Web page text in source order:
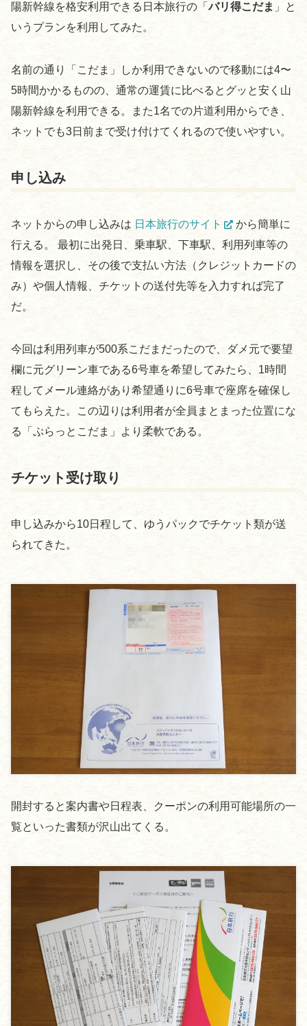
陽新幹線を格安利用できる日本旅行の「バリ得こだま 」と
いうプランを利用してみた。
名前の通り「こだま」しか利用できないので移動には4〜
5時間かかるものの、通常の運賃に比べるとグッと安く山
陽新幹線を利用できる。また1名での片道利用からでき、
ネットでも3日前まで受け付けてくれるので使いやすい。
申し込み
ネットからの申し込みは 日本旅行のサイト
から簡単に
行える。 最初に出発日、乗車駅、下車駅、利用列車等の
情報を選択し、その後で支払い方法（クレジットカードの
み）や個人情報、チケットの送付先等を入力すれば完了
だ。
今回は利用列車が500系こだまだったので、ダメ元で要望
欄に元グリーン車である6号車を希望してみたら、1時間
程してメール連絡があり希望通りに6号車で座席を確保し
てもらえた。この辺りは利用者が全員まとまった位置にな
る「ぷらっとこだま」より柔軟である。
チケット受け取り
申し込みから10日程して、ゆうパックでチケット類が送
られてきた。
開封すると案内書や日程表、クーポンの利用可能場所の一
覧といった書類が沢山出てくる。